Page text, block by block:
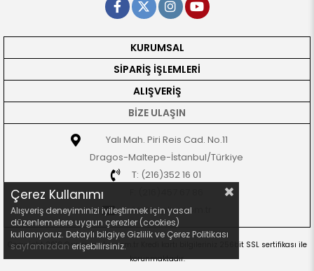
KURUMSAL
SİPARİŞ İŞLEMLERİ
ALIŞVERİŞ
BİZE ULAŞIN
Yalı Mah. Piri Reis Cad. No.11
Dragos-Maltepe-İstanbul/Türkiye
T: (216)352 16 01
info@seplus.com.tr
Copyright 2018 © www.seplus.com.tr Kredi kartı bilgileriniz 256bit SSL sertifikası ile
korunmaktadır.
Çerez Kullanımı
Alışveriş deneyiminizi iyileştirmek için yasal
düzenlemelere uygun çerezler (cookies)
kullanıyoruz. Detaylı bilgiye Gizlilik ve Çerez Politikası
sayfamızdan erişebilirsiniz.